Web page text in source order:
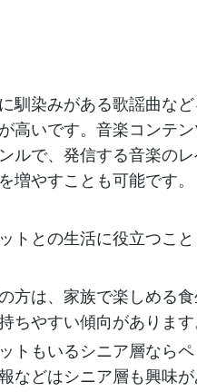
馴染みがある歌謡曲な
高いです。音楽コンテ
ルで、発信する音楽の
増やすことも可能です。
トとの生活に役立つこと
方は、家族で楽しめる
ちやすい傾向があります
トもいるシニア層なら
などはシニア層も興味